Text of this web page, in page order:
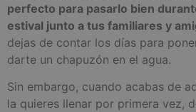
perfecto para pasarlo bien
estival junto a tus familiares y
dejas de contar los días para
darte un chapuzón en el agua.
Sin embargo, cuando acabas de
la quieres llenar por primera vez,